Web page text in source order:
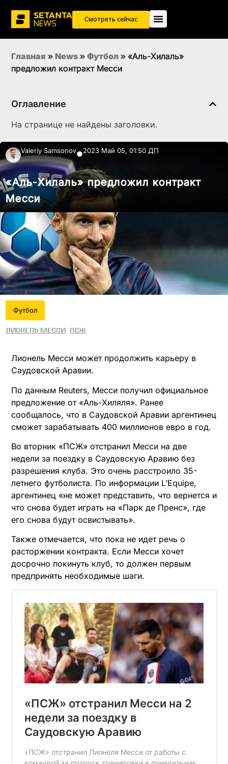
Смотреть сейчас
Главная » News » Футбол » «Аль-Хилаль»
предложил контракт Месси
Оглавление
На странице не найдены заголовки.
Valeriy Samsonov●2023 Май 05, 01:50 ДП
«Аль-Хилаль» предложил контракт
Месси
Футбол
Лионель Месси ПСЖ
Лионель Месси может продолжить карьеру в
Саудовской Аравии.
По данным Reuters, Месси получил официальное
предложение от «Аль-Хиляля». Ранее
сообщалось, что в Саудовской Аравии аргентинец
сможет зарабатывать 400 миллионов евро в год.
Во вторник «ПСЖ» отстранил Месси на две
недели за поездку в Саудовскую Аравию без
разрешения клуба. Это очень расстроило 35-
летнего футболиста. По информации L’Equipe,
аргентинец «не может представить, что вернется и
что снова будет играть на «Парк де Пренс», где
его снова будут освистывать».
Также отмечается, что пока не идет речь о
расторжении контракта. Если Месси хочет
досрочно покинуть клуб, то должен первым
предпринять необходимые шаги.